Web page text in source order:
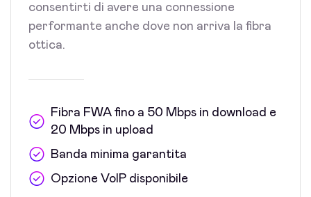
consentirti di avere una connessione
performante anche dove non arriva la fibra
ottica.
Fibra FWA fino a 50 Mbps in download e
20 Mbps in upload
Banda minima garantita
Opzione VoIP disponibile